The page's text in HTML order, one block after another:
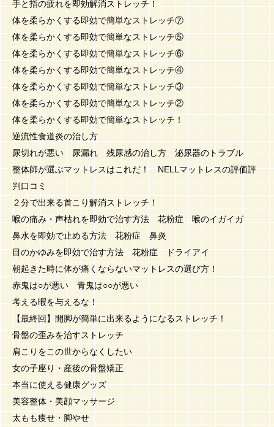
手と指の疲れを即効解消ストレッチ！
体を柔らかくする即効で簡単なストレッチ⑦
体を柔らかくする即効で簡単なストレッチ⑤
体を柔らかくする即効で簡単なストレッチ⑥
体を柔らかくする即効で簡単なストレッチ④
体を柔らかくする即効で簡単なストレッチ③
体を柔らかくする即効で簡単なストレッチ②
体を柔らかくする即効で簡単なストレッチ！
逆流性食道炎の治し方
尿切れが悪い 尿漏れ 残尿感の治し方 泌尿器のトラブル
整体師が選ぶマットレスはこれだ！ NELLマットレスの評価評
判口コミ
２分で出来る首こり解消ストレッチ！
喉の痛み・声枯れを即効で治す方法 花粉症 喉のイガイガ
鼻水を即効で止める方法 花粉症 鼻炎
目のかゆみを即効で治す方法 花粉症 ドライアイ
朝起きた時に体が痛くならないマットレスの選び方！
赤鬼は○が悪い 青鬼は○○が悪い
考える暇を与えるな！
【最終回】開脚が簡単に出来るようになるストレッチ！
骨盤の歪みを治すストレッチ
肩こりをこの世からなくしたい
女の子座り・産後の骨盤矯正
本当に使える健康グッズ
美容整体・美顔マッサージ
太もも痩せ・脚やせ